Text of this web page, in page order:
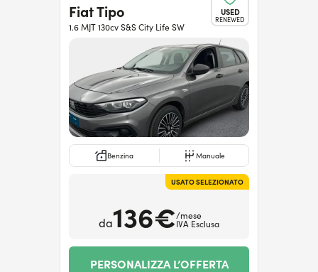
USED
RENEWED
Fiat Tipo
1.6 MJT 130cv S&S City Life SW
Benzina Manuale
USATO SELEZIONATO
da136€/mese
IVA Esclusa
PERSONALIZZA L’OFFERTA